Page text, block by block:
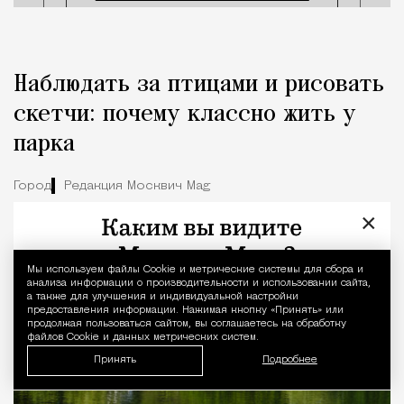
Уведомление
Мы используем файлы Сookie и метрические системы для сбора и
анализа информации о производительности и использовании сайта,
а также для улучшения и индивидуальной настройки
предоставления информации. Нажимая кнопку «Принять» или
продолжая пользоваться сайтом, вы соглашаетесь на обработку
файлов Cookie и данных метрических систем.
Принять Подробнее
Наблюдать за птицами и рисовать
скетчи: почему классно жить у
парка
Город Редакция Москвич Mag
×